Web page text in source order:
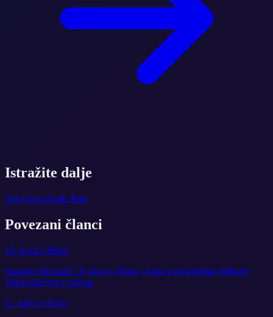
Istražite dalje
Sesta kucaZnak: Rak
Povezani članci
10. kuća u Raku
Saznajte šta znači 10. kuća u Raku - kako ovaj položaj oblikuje
oblast karijere i statusa.
11. kuća u Raku